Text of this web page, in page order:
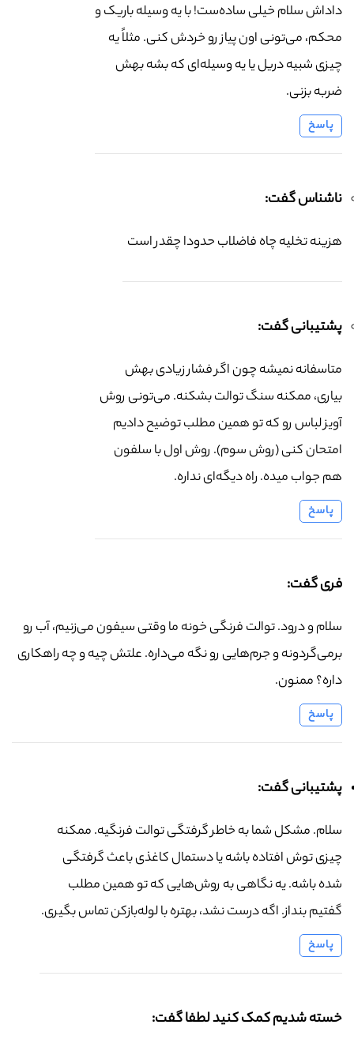
داداش سلام خیلی ساده‌ست! با یه وسیله باریک و
محکم، می‌تونی اون پیاز رو خردش کنی. مثلاً یه
چیزی شبیه دریل یا یه وسیله‌ای که بشه بهش
ضربه بزنی.
پاسخ
ناشناس گفت:
هزینه تخلیه چاه فاضلاب حدودا چقدر است
پشتیبانی گفت:
متاسفانه نمیشه چون اگر فشار زیادی بهش
بیاری، ممکنه سنگ توالت بشکنه. می‌تونی روش
آویز لباس رو که تو همین مطلب توضیح دادیم
امتحان کنی (روش سوم). روش اول با سلفون
هم جواب میده. راه دیگه‌ای نداره.
پاسخ
فری گفت:
سلام و درود. توالت فرنگی خونه ما وقتی سیفون می‌زنیم، آب رو
برمی‌گردونه و جرم‌هایی رو نگه می‌داره. علتش چیه و چه راهکاری
داره؟ ممنون.
پاسخ
پشتیبانی گفت:
سلام. مشکل شما به خاطر گرفتگی توالت فرنگیه. ممکنه
چیزی توش افتاده باشه یا دستمال کاغذی باعث گرفتگی
شده باشه. یه نگاهی به روش‌هایی که تو همین مطلب
گفتیم بنداز. اگه درست نشد، بهتره با لوله‌بازکن تماس بگیری.
پاسخ
خسته شدیم کمک کنید لطفا گفت: